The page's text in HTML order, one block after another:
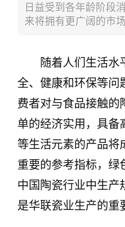
日益受到各年龄阶段
来将拥有更广阔的市场
随着人们生活水
全、健康和环保等问
费者对与食品接触的
单的经济实用，具备
等生活元素的产品将
重要的参考指标，绿
中国陶瓷行业中生产
是华联瓷业生产的重